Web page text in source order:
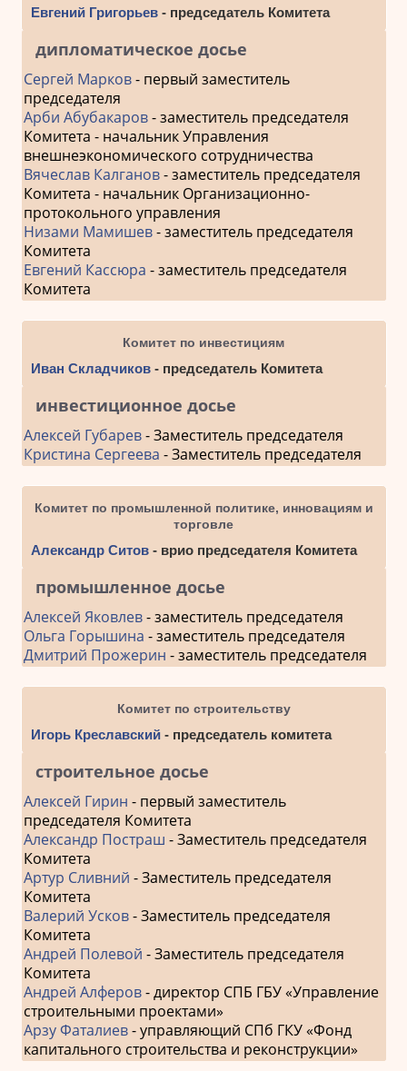
Евгений Григорьев- председатель Комитета
дипломатическое досье
Сергей Марков- первый заместитель
председателя
Арби Абубакаров- заместитель председателя
Комитета - начальник Управления
внешнеэкономического сотрудничества
Вячеслав Калганов- заместитель председателя
Комитета - начальник Организационно-
протокольного управления
Низами Мамишев- заместитель председателя
Комитета
Евгений Кассюра - заместитель председателя
Комитета
Комитет по инвестициям
Иван Складчиков- председатель Комитета
инвестиционное досье
Алексей Губарев- Заместитель председателя
Кристина Сергеева - Заместитель председателя
Комитет по промышленной политике, инновациям и
торговле
Александр Ситов- врио председателя Комитета
промышленное досье
Алексей Яковлев- заместитель председателя
Ольга Горышина - заместитель председателя
Дмитрий Прожерин - заместитель председателя
Комитет по строительству
Игорь Креславский - председатель комитета
строительное досье
Алексей Гирин - первый заместитель
председателя Комитета
Александр Постраш - Заместитель председателя
Комитета
Артур Сливний - Заместитель председателя
Комитета
Валерий Усков- Заместитель председателя
Комитета
Андрей Полевой - Заместитель председателя
Комитета
Андрей Алферов- директор СПБ ГБУ «Управление
строительными проектами»
Арзу Фаталиев- управляющий СПб ГКУ «Фонд
капитального строительства и реконструкции»